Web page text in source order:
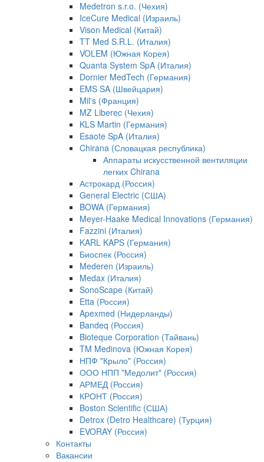
Medetron s.r.o. (Чехия)
IceCure Medical (Израиль)
Vison Medical (Китай)
TT Med S.R.L. (Италия)
VOLEM (Южная Корея)
Quanta System SpA (Италия)
Dornier MedTech (Германия)
EMS SA (Швейцария)
Mil's (Франция)
MZ Liberec (Чехия)
KLS Martin (Германия)
Esaote SpA (Италия)
Chirana (Словацкая республика)
Аппараты искусственной вентиляции
легких Chirana
Астрокард (Россия)
General Electric (США)
BOWA (Германия)
Meyer-Haake Medical Innovations (Германия)
Fazzini (Италия)
KARL KAPS (Германия)
Биоспек (Россия)
Mederen (Израиль)
Medax (Италия)
SonoScape (Китай)
Etta (Россия)
Apexmed (Нидерланды)
Bandeq (Россия)
Bioteque Corporation (Тайвань)
TM Medinova (Южная Корея)
НПФ "Крыло" (Россия)
ООО НПП "Медолит" (Россия)
АРМЕД (Россия)
КРОНТ (Россия)
Boston Scientific (США)
Detrox (Detro Healthcare) (Турция)
EVORAY (Россия)
Контакты
Вакансии